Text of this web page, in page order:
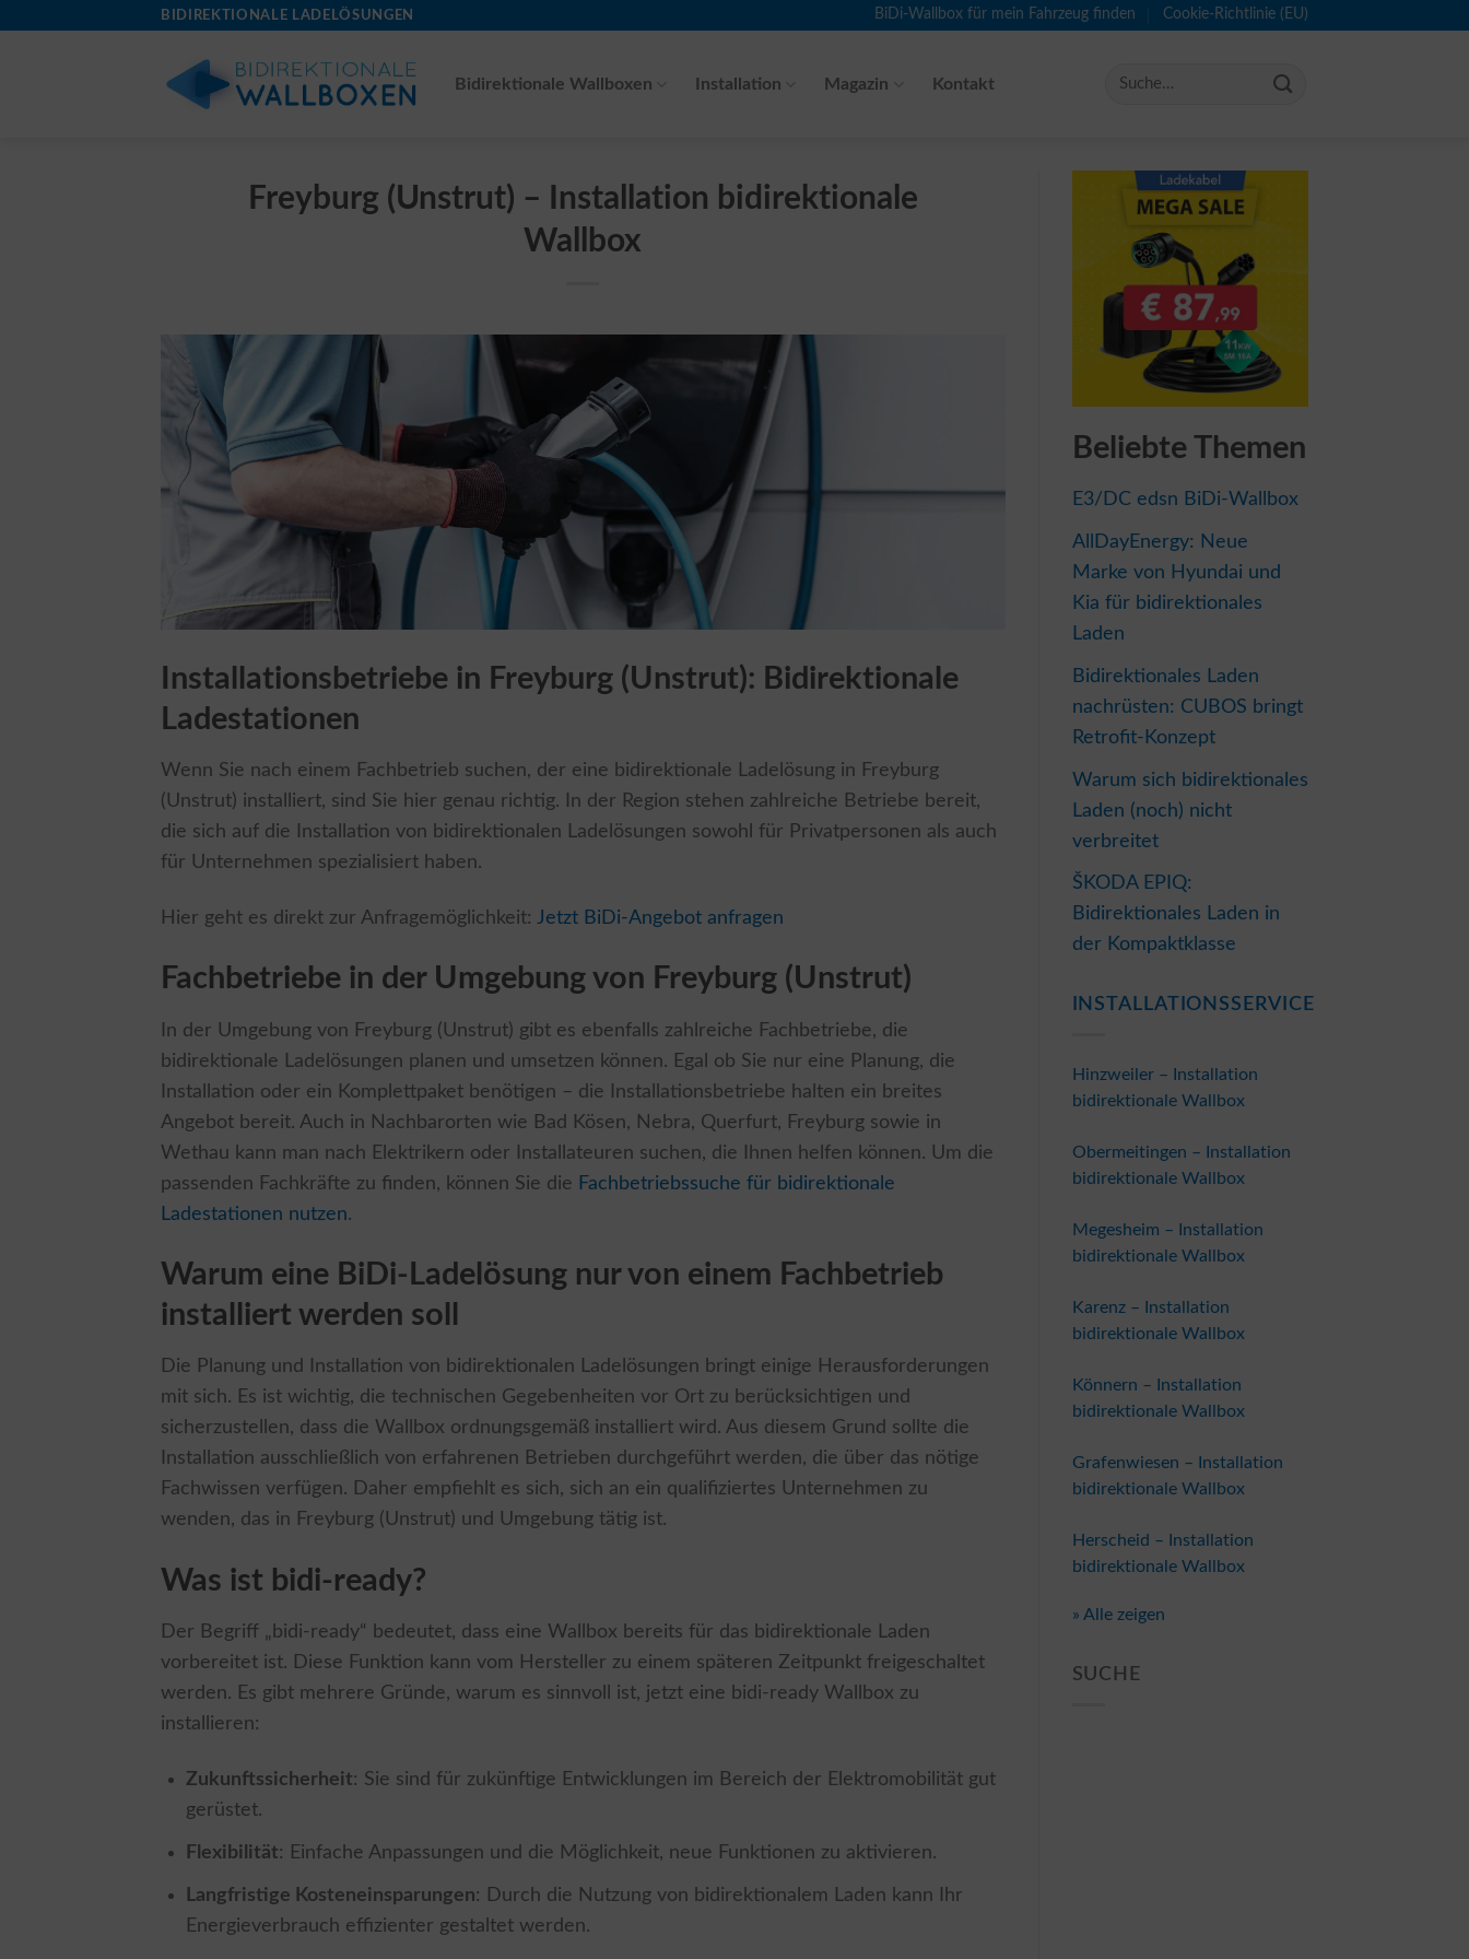
BIDIREKTIONALE LADELÖSUNGEN BiDi-Wallbox für mein Fahrzeug finden Cookie-Richtlinie (EU)
Bidirektionale Wallboxen Installation Magazin Kontakt
Freyburg (Unstrut) – Installation bidirektionale
Wallbox
Installationsbetriebe in Freyburg (Unstrut): Bidirektionale
Ladestationen
Wenn Sie nach einem Fachbetrieb suchen, der eine bidirektionale Ladelösung in Freyburg
(Unstrut) installiert, sind Sie hier genau richtig. In der Region stehen zahlreiche Betriebe bereit,
die sich auf die Installation von bidirektionalen Ladelösungen sowohl für Privatpersonen als auch
für Unternehmen spezialisiert haben.
Hier geht es direkt zur Anfragemöglichkeit: Jetzt BiDi-Angebot anfragen
Fachbetriebe in der Umgebung von Freyburg (Unstrut)
In der Umgebung von Freyburg (Unstrut) gibt es ebenfalls zahlreiche Fachbetriebe, die
bidirektionale Ladelösungen planen und umsetzen können. Egal ob Sie nur eine Planung, die
Installation oder ein Komplettpaket benötigen – die Installationsbetriebe halten ein breites
Angebot bereit. Auch in Nachbarorten wie Bad Kösen, Nebra, Querfurt, Freyburg sowie in
Wethau kann man nach Elektrikern oder Installateuren suchen, die Ihnen helfen können. Um die
passenden Fachkräfte zu finden, können Sie die Fachbetriebssuche für bidirektionale
Ladestationen nutzen.
Warum eine BiDi-Ladelösung nur von einem Fachbetrieb
installiert werden soll
Die Planung und Installation von bidirektionalen Ladelösungen bringt einige Herausforderungen
mit sich. Es ist wichtig, die technischen Gegebenheiten vor Ort zu berücksichtigen und
sicherzustellen, dass die Wallbox ordnungsgemäß installiert wird. Aus diesem Grund sollte die
Installation ausschließlich von erfahrenen Betrieben durchgeführt werden, die über das nötige
Fachwissen verfügen. Daher empfiehlt es sich, sich an ein qualifiziertes Unternehmen zu
wenden, das in Freyburg (Unstrut) und Umgebung tätig ist.
Was ist bidi-ready?
Der Begriff „bidi-ready“ bedeutet, dass eine Wallbox bereits für das bidirektionale Laden
vorbereitet ist. Diese Funktion kann vom Hersteller zu einem späteren Zeitpunkt freigeschaltet
werden. Es gibt mehrere Gründe, warum es sinnvoll ist, jetzt eine bidi-ready Wallbox zu
installieren:
Zukunftssicherheit: Sie sind für zukünftige Entwicklungen im Bereich der Elektromobilität gut
gerüstet.
Flexibilität: Einfache Anpassungen und die Möglichkeit, neue Funktionen zu aktivieren.
Langfristige Kosteneinsparungen: Durch die Nutzung von bidirektionalem Laden kann Ihr
Energieverbrauch effizienter gestaltet werden.
Beliebte Themen
E3/DC edsn BiDi-Wallbox
AllDayEnergy: Neue
Marke von Hyundai und
Kia für bidirektionales
Laden
Bidirektionales Laden
nachrüsten: CUBOS bringt
Retrofit-Konzept
Warum sich bidirektionales
Laden (noch) nicht
verbreitet
ŠKODA EPIQ:
Bidirektionales Laden in
der Kompaktklasse
INSTALLATIONSSERVICE
Hinzweiler – Installation
bidirektionale Wallbox
Obermeitingen – Installation
bidirektionale Wallbox
Megesheim – Installation
bidirektionale Wallbox
Karenz – Installation
bidirektionale Wallbox
Könnern – Installation
bidirektionale Wallbox
Grafenwiesen – Installation
bidirektionale Wallbox
Herscheid – Installation
bidirektionale Wallbox
» Alle zeigen
SUCHE